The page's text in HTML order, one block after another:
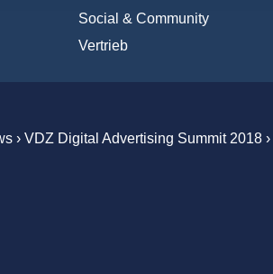
Social & Community
Vertrieb
› VDZ Digital Advertising Summit 2018 ›